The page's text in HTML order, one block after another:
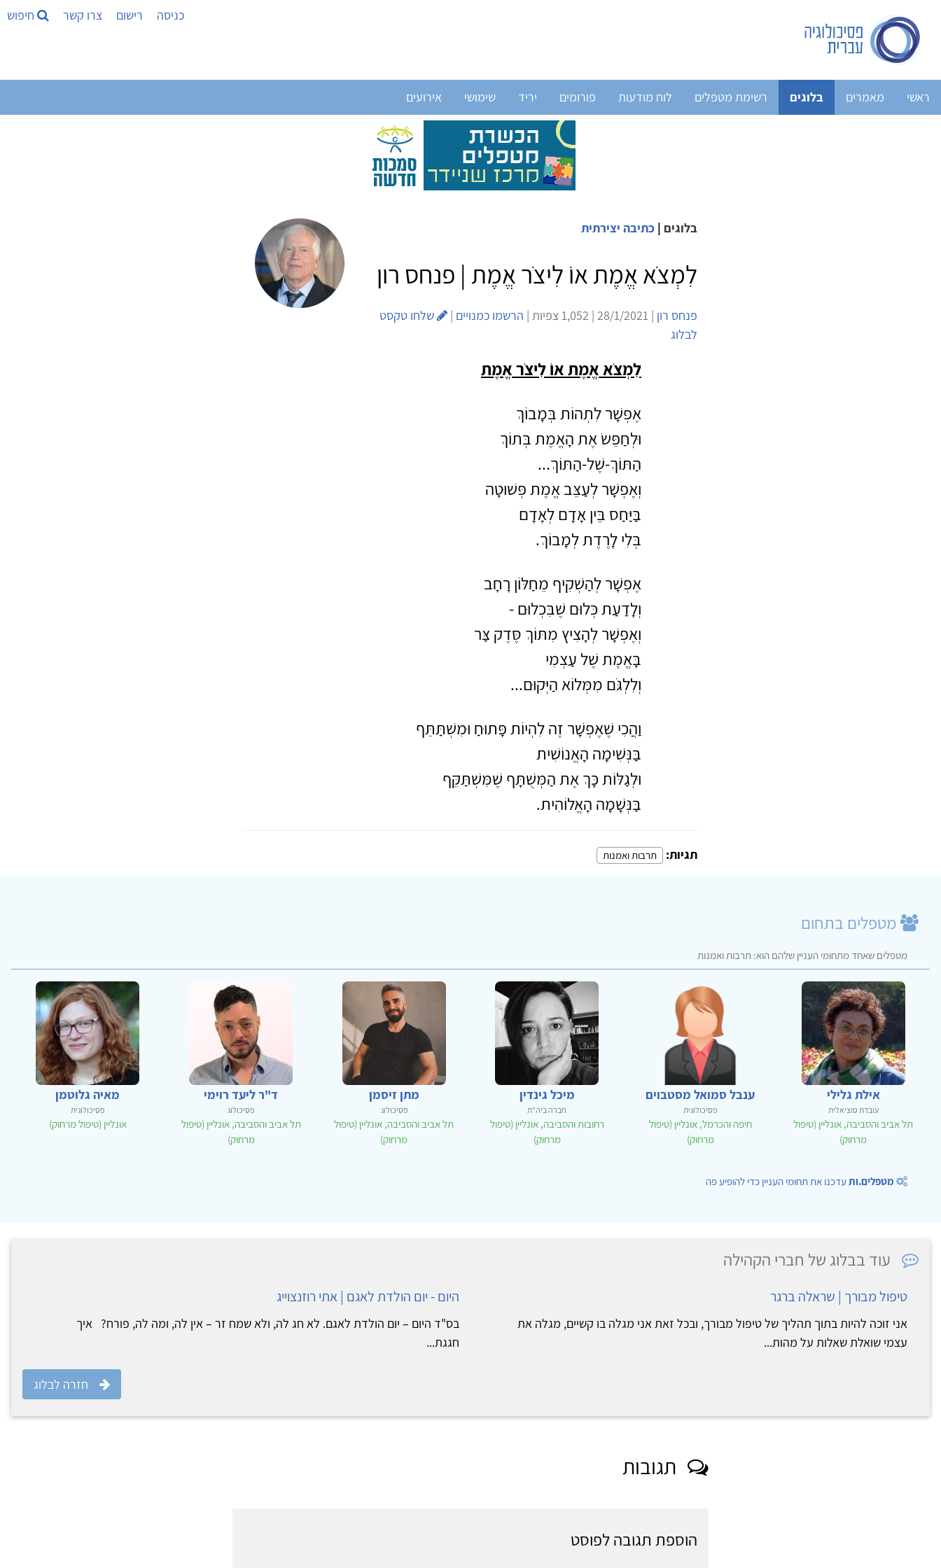
כניסה רישום צרו קשר חיפוש
ראשי מאמרים בלוגים רשימת מטפלים לוח מודעות פורומים יריד שימושי אירועים
בלוגים | כתיבה יצירתית
לִמְצֹא אֱמֶת אוֹ לִיצֹר אֱמֶת | פנחס רון
פנחס רון | 28/1/2021 | 1,052 צפיות | הרשמו כמנויים |
שלחו טקסט
לבלוג
לִמְצֹא אֱמֶת אוֹ לִיצֹר אֱמֶת
אֶפְשָׁר לִתְהוֹת בְּמָבוֹךְ
וּלְחַפֵּשׂ אֶת הָאֱמֶת בְּתוֹךְ
הַתּוֹךְ-שֶׁל-הַתּוֹךְ...
וְאֶפְשָׁר לְעַצֵּב אֱמֶת פְּשׁוּטָה
בַּיַּחַס בֵּין אָדָם לְאָדָם
בְּלִי לָרֶדֶת לְמָבוֹךְ.
אֶפְשָׁר לְהַשְׁקִיף מֵחַלּוֹן רָחָב
וְלָדַעַת כְּלוּם שֶׁבִּכְלוּם -
וְאֶפְשָׁר לְהָצִיץ מִתּוֹךְ סֶּדֶק צַּר
בָּאֱמֶת שֶׁל עַצְמִי
וְלִלְגֹּם מִמְּלוֹא הַיְּקוּם...
וַהֲכִי שֶׁאֶפְשָׁר זֶה לִהְיוֹת פָּתוּחַ וּמִשְׁתַּתֵּף
בַּנְּשִׁימָה הָאֱנוֹשִׁית
וּלְגַלּוֹת כָּךְ אֶת הַמְּשֻׁתָּף שֶׁמִּשְׁתַּקֵּף
בַּנְּשָׁמָה הָאֱלוֹהִית.
תגיות: תרבות ואמנות
מטפלים בתחום
מטפלים שאחד מתחומי העניין שלהם הוא: תרבות ואמנות
אילת גלילי
עובדת סוציאלית
תל אביב והסביבה, אונליין (טיפול
מרחוק)
ענבל סמואל מסטבוים
פסיכולוגית
חיפה והכרמל, אונליין (טיפול
מרחוק)
מיכל גינדין
חברה ביה"ת
רחובות והסביבה, אונליין (טיפול
מרחוק)
מתן זיסמן
פסיכולוג
תל אביב והסביבה, אונליין (טיפול
מרחוק)
ד"ר ליעד רוימי
פסיכולוג
תל אביב והסביבה, אונליין (טיפול
מרחוק)
מאיה גלוטמן
פסיכולוגית
אונליין (טיפול מרחוק)
מטפלים.ותעדכנו את תחומי העניין כדי להופיע פה
עוד בבלוג של חברי הקהילה
טיפול מבורך | שראלה ברגר
אני זוכה להיות בתוך תהליך של טיפול מבורך, ובכל זאת אני מגלה בו קשיים, מגלה את
עצמי שואלת שאלות על מהות...
היום - יום הולדת לאגם | אתי רוזנצוייג
בס"ד היום – יום הולדת לאגם. לא חג לה, ולא שמח זר – אין לה, ומה לה, פורח? איך
חגגת...
חזרה לבלוג
תגובות
הוספת תגובה לפוסט